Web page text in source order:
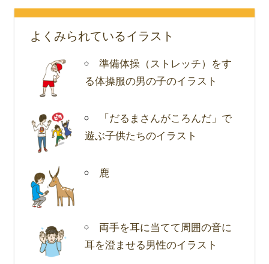
よくみられているイラスト
準備体操（ストレッチ）をす
る体操服の男の子のイラスト
「だるまさんがころんだ」で
遊ぶ子供たちのイラスト
鹿
両手を耳に当てて周囲の音に
耳を澄ませる男性のイラスト